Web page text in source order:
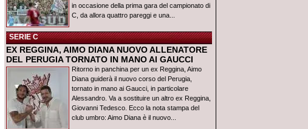
in occasione della prima gara del campionato di
C, da allora quattro pareggi e una...
SERIE C
EX REGGINA, AIMO DIANA NUOVO ALLENATORE
DEL PERUGIA TORNATO IN MANO AI GAUCCI
Ritorno in panchina per un ex Reggina, Aimo
Diana guiderà il nuovo corso del Perugia,
tornato in mano ai Gaucci, in particolare
Alessandro. Va a sostituire un altro ex Reggina,
Giovanni Tedesco. Ecco la nota stampa del
club umbro: Aimo Diana è il nuovo...